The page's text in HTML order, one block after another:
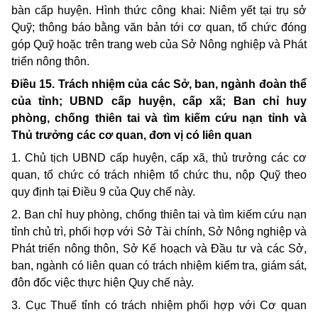
bàn cấp huyện. Hình thức công khai: Niêm yết tại trụ sở
Quỹ; thông báo bằng văn bản tới cơ quan, tổ chức đóng
góp Quỹ hoặc trên trang web của Sở Nông nghiệp và Phát
triển nông thôn.
Điều 15. Trách nhiệm của các Sở, ban, ngành đoàn thể
của tỉnh; UBND cấp huyện, cấp xã; Ban chỉ huy
phòng, chống thiên tai và tìm kiếm cứu nạn tỉnh và
Thủ trưởng các cơ quan, đơn vị có liên quan
1. Chủ tịch UBND cấp huyện, cấp xã, thủ trưởng các cơ
quan, tổ chức có trách nhiệm tổ chức thu, nộp Quỹ theo
quy định tại Điều 9 của Quy chế này.
2. Ban chỉ huy phòng, chống thiên tai và tìm kiếm cứu nạn
tỉnh chủ trì, phối hợp với Sở Tài chính, Sở Nông nghiệp và
Phát triển nông thôn, Sở Kế hoạch và Đầu tư và các Sở,
ban, ngành có liên quan có trách nhiệm kiểm tra, giám sát,
đôn đốc việc thực hiện Quy chế này.
3. Cục Thuế tỉnh có trách nhiệm phối hợp với Cơ quan